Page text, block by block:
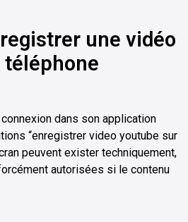
une vidéo
téléphone
dans son application
“enregistrer video youtube sur
peuvent exister techniquement,
autorisées si le contenu